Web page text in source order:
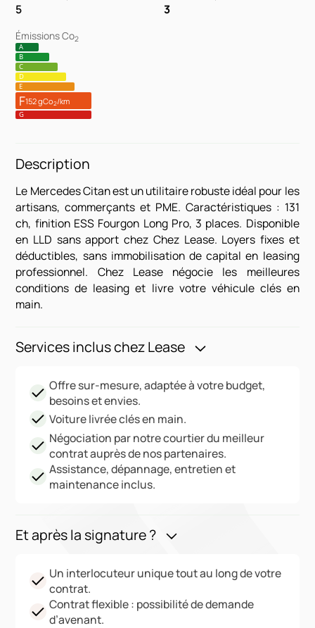
5 3
Émissions Co2
A
B
C
D
E
F152 gCo2/km
G
Description
Le Mercedes Citan est un utilitaire robuste idéal pour les
artisans, commerçants et PME. Caractéristiques : 131
ch, finition ESS Fourgon Long Pro, 3 places. Disponible
en LLD sans apport chez Chez Lease. Loyers fixes et
déductibles, sans immobilisation de capital en leasing
professionnel. Chez Lease négocie les meilleures
conditions de leasing et livre votre véhicule clés en
main.
Services inclus chez Lease
Offre sur-mesure, adaptée à votre budget,
besoins et envies.
Voiture livrée clés en main.
Négociation par notre courtier du meilleur
contrat auprès de nos partenaires.
Assistance, dépannage, entretien et
maintenance inclus.
Et après la signature ?
Un interlocuteur unique tout au long de votre
contrat.
Contrat flexible : possibilité de demande
d’avenant.